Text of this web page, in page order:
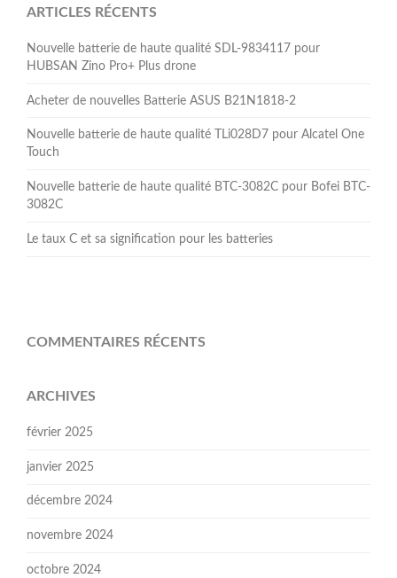
ARTICLES RÉCENTS
Nouvelle batterie de haute qualité SDL-9834117 pour
HUBSAN Zino Pro+ Plus drone
Acheter de nouvelles Batterie ASUS B21N1818-2
Nouvelle batterie de haute qualité TLi028D7 pour Alcatel One
Touch
Nouvelle batterie de haute qualité BTC-3082C pour Bofei BTC-
3082C
Le taux C et sa signification pour les batteries
COMMENTAIRES RÉCENTS
ARCHIVES
février 2025
janvier 2025
décembre 2024
novembre 2024
octobre 2024